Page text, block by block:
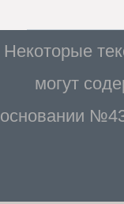
Некоторые
могут
основании